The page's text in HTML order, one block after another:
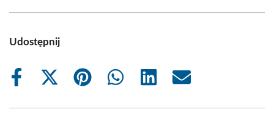
Udostępnij
Share
Share
(Twitter)
Share
Share
Share
Share